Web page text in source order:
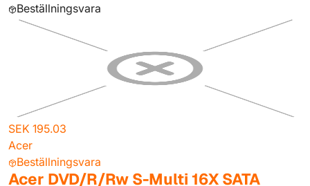
Beställningsvara
SEK 195.03
Acer
Beställningsvara
Acer DVD/R/Rw S-Multi 16X SATA